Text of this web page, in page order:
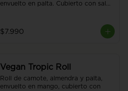
envuelto en palta. Cubierto con salsa
$7.990
Vegan Tropic Roll
Roll de camote, almendra y palta,
envuelto en mango, cubierto con